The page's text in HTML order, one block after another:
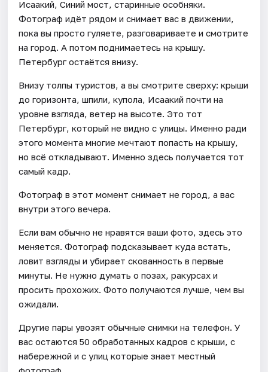
Исаакий, Синий мост, старинные особняки.
Фотограф идёт рядом и снимает вас в движении,
пока вы просто гуляете, разговариваете и смотрите
на город. А потом поднимаетесь на крышу.
Петербург остаётся внизу.
Внизу толпы туристов, а вы смотрите сверху: крыши
до горизонта, шпили, купола, Исаакий почти на
уровне взгляда, ветер на высоте. Это тот
Петербург, который не видно с улицы. Именно ради
этого момента многие мечтают попасть на крышу,
но всё откладывают. Именно здесь получается тот
самый кадр.
Фотограф в этот момент снимает не город, а вас
внутри этого вечера.
Если вам обычно не нравятся ваши фото, здесь это
меняется. Фотограф подсказывает куда встать,
ловит взгляды и убирает скованность в первые
минуты. Не нужно думать о позах, ракурсах и
просить прохожих. Фото получаются лучше, чем вы
ожидали.
Другие пары увозят обычные снимки на телефон. У
вас остаются 50 обработанных кадров с крыши, с
набережной и с улиц которые знает местный